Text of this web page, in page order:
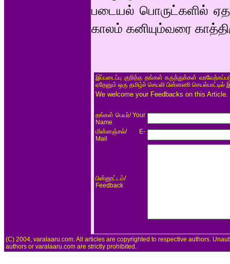
படையல் பொருட்களில்
காலம் கனியும்வரை
இப்படைப்பு குறித்த தங்கள் கருத்துக்கள்
ஏதேனும் ஒரு தமிழ்ச் செயலி பின்னணி
We welcome your Feedbacks on this
தங்கள் பெயர்/ Your
Name
மின்னஞ்சல்/ E-
Mail
பின்னூட்டம்/
Feedback
(C) 2004, varalaaru.com. All articles are copyrighted to respective authors.
authors or varalaaru.com are strictly prohibited.